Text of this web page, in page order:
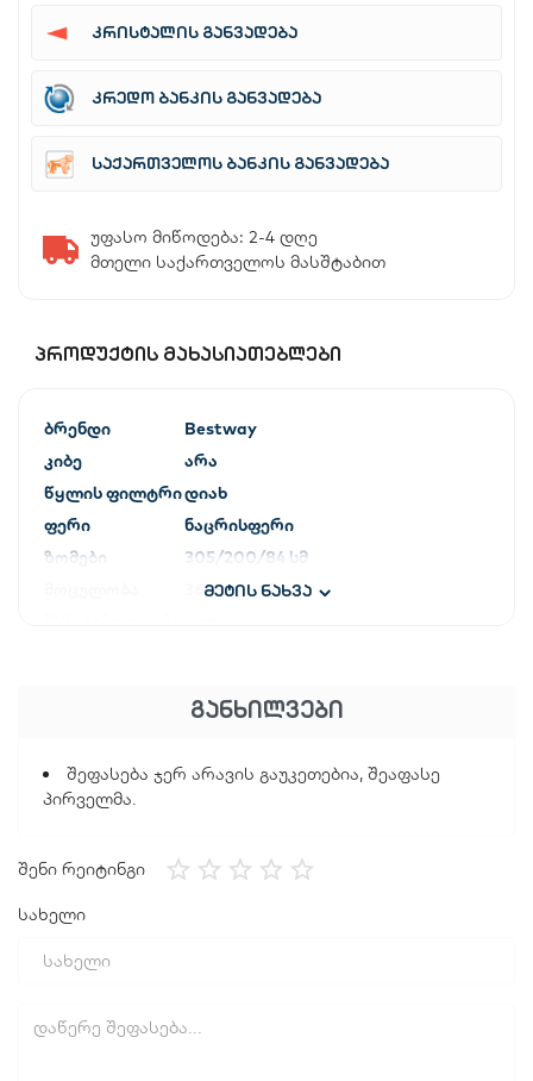
კრისტალის განვადება
კრედო ბანკის განვადება
საქართველოს ბანკის განვადება
უფასო მიწოდება: 2-4 დღე
მთელი საქართველოს მასშტაბით
ᲞᲠᲝᲓᲣᲥᲢᲘᲡ ᲛᲐᲮᲐᲡᲘᲐᲗᲔᲑᲚᲔᲑᲘ
ბრენდი
Bestway
კიბე
არა
წყლის ფილტრიდიახ
ფერი
ნაცრისფერი
ზომები
305/200/84 სმ
3668 ლიტრი
მეტის ნახვა
ᲒᲐᲜᲮᲘᲚᲕᲔᲑᲘ
შეფასება ჯერ არავის გაუკეთებია, შეაფასე
პირველმა.
შენი რეიტინგი
სახელი